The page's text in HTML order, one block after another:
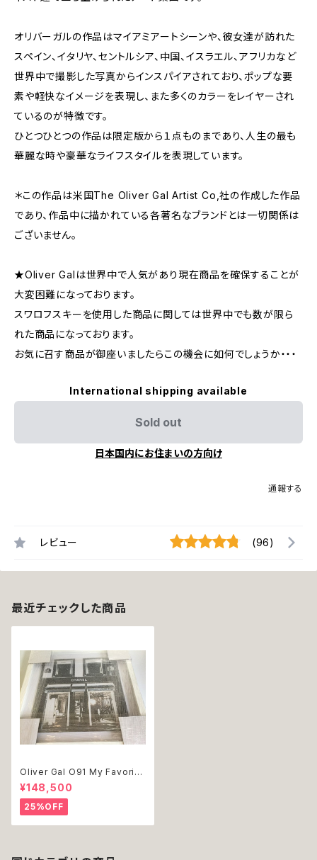
オリバーガルの作品はマイアミアートシーンや、彼女達が訪れた
スペイン、イタリヤ、セントルシア、中国、イスラエル、アフリカなど
世界中で撮影した写真からインスパイアされており、ポップな要
素や軽快なイメージを表現し、また多くのカラーをレイヤーされ
ているのが特徴です。
ひとつひとつの作品は限定版から１点ものまであり、人生の最も
華麗な時や豪華なライフスタイルを表現しています。
＊この作品は米国The Oliver Gal Artist Co,社の作成した作品
であり、作品中に描かれている各著名なブランドとは一切関係は
ございません。
★Oliver Galは世界中で人気があり現在商品を確保することが
大変困難になっております。
スワロフスキーを使用した商品に関しては世界中でも数が限ら
れた商品になっております。
お気に召す商品が御座いましたらこの機会に如何でしょうか・・・
International shipping available
Sold out
日本国内にお住まいの方向け
通報する
レビュー (96)
最近チェックした商品
Oliver Gal O91 My Favorite
Store スワロフスキー 絵 アー
ト インテリア お祝い 贈り物 プ
レゼント 結婚 新築 開店 周年
バースデイ 誕生日 ご褒美
¥148,500
25%OFF